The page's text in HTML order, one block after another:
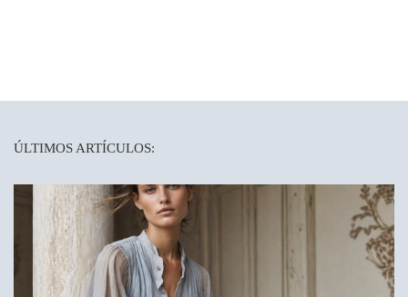
ÚLTIMOS ARTÍCULOS: